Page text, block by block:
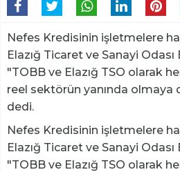
Nefes Kredisinin işletmelere
Elazığ Ticaret ve Sanayi Odası
"TOBB ve Elazığ TSO olarak
reel sektörün yanında olmaya
dedi.
Nefes Kredisinin işletmelere
Elazığ Ticaret ve Sanayi Odası
"TOBB ve Elazığ TSO olarak